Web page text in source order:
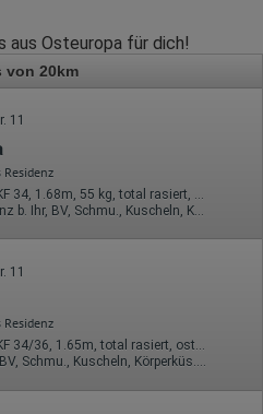
aus Osteuropa für dich!
von 20km
11
Residenz
21 Jahre, 75B, KF 34, 1.68m, 55 kg, total rasiert, osteuropäisch
ZK, 69, GF6, Franz b. Ihr, BV, Schmu., Kuscheln, Körperküs.
11
Residenz
22 Jahre, 85B, KF 34/36, 1.65m, total rasiert, osteuropäisch
69, Franz b. Ihr, BV, Schmu., Kuscheln, Körperküs., DSa, DSp